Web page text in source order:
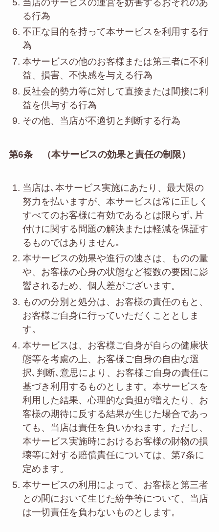
る行為
不正な目的を持って本サービスを利用する行
為
本サービスの他のお客様または第三者に不利
益、損害、不快感を与える行為
反社会的勢力等に対して直接または間接に利
益を供与する行為
その他、当店が不適切と判断する行為
第6条 （本サービスの効果と責任の制限）
当店は､本サービス実施にあたり、最大限の
努力を払いますが、本サービスは常に正しく
すべてのお客様に有効であるとは限らず､片
付けに関する問題の解決または軽減を保証す
るものではありません｡
本サービスの効果や進行の速さは、ものの量
や、お客様の心身の状態など複数の要因に影
響されるため、個人差がございます。
ものの分別と処分は、お客様の責任のもと、
お客様ご自身に行っていただくこととしま
す。
本サービスは、お客様ご自身が自らの健康状
態等を考慮の上、お客様ご自身の自由な選
択､判断､意思により、お客様ご自身の責任に
基づき利用するものとします。本サービスを
利用した結果、心理的な負担が増えたり、お
客様の期待に反する結果が生じた場合であっ
ても、当店は責任を負いかねます。ただし、
本サービス実施時におけるお客様の財物の損
壊等に対する賠償責任については、第7条に
定めます。
本サービスの利用によって、お客様と第三者
との間において生じた紛争等について、当店
は一切責任を負わないものとします。